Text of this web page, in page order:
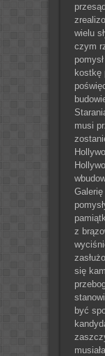
wielu
czym
kostkę
musi
z
się
być